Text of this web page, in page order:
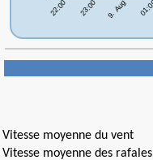
Vitesse moyenne du vent
Vitesse moyenne des rafales